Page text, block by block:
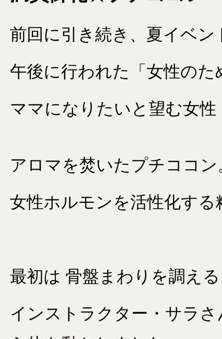
前回に引き続き、夏イベ
午後に行われた「女性の
ママになりたいと望む女
アロマを焚いたプチココン
女性ホルモンを活性化す
最初は 骨盤まわりを調え
インストラクター・サラ